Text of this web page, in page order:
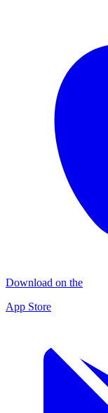
Download on the
App Store